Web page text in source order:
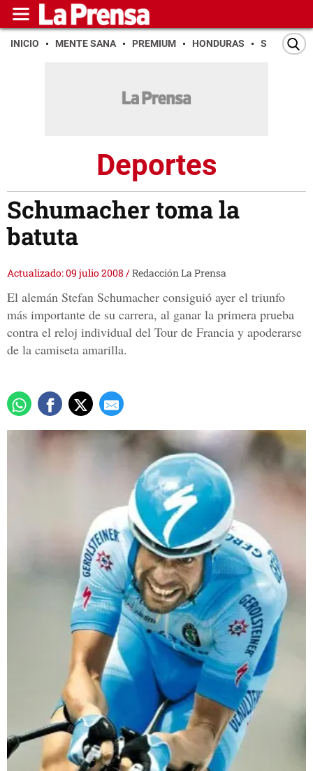
INICIO MENTE SANA PREMIUM HONDURAS SAN PEDRO
Deportes
Schumacher toma la
batuta
Actualizado: 09 julio 2008 /Redacción La Prensa
El alemán Stefan Schumacher consiguió ayer el triunfo
más importante de su carrera, al ganar la primera prueba
contra el reloj individual del Tour de Francia y apoderarse
de la camiseta amarilla.